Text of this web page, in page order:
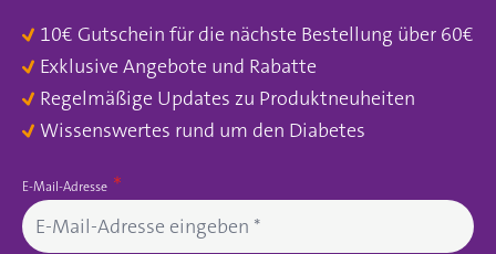
10€ Gutschein für die nächste Bestellung über 60€
Exklusive Angebote und Rabatte
Regelmäßige Updates zu Produktneuheiten
Wissenswertes rund um den Diabetes
E-Mail-Adresse